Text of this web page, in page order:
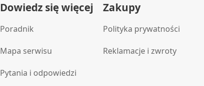
Dowiedz się więcej
Poradnik
Mapa serwisu
Pytania i odpowiedzi
Zakupy
Polityka prywatności
Reklamacje i zwroty